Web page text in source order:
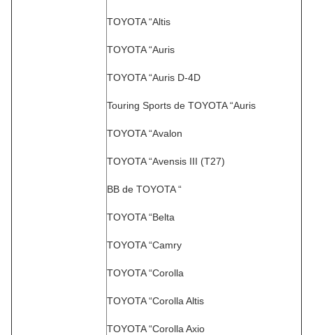
TOYOTA “Altis
TOYOTA “Auris
TOYOTA “Auris D-4D
Touring Sports de TOYOTA “Auris
TOYOTA “Avalon
TOYOTA “Avensis III (T27)
BB de TOYOTA “
TOYOTA “Belta
TOYOTA “Camry
TOYOTA “Corolla
TOYOTA “Corolla Altis
TOYOTA “Corolla Axio